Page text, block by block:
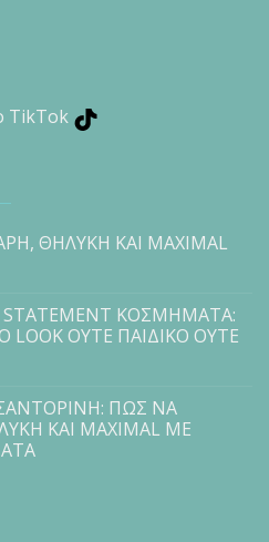
TikTok
ΘΗΛΥΚΗ ΚΑΙ MAXIMAL
ΚΟΣΜΗΜΑΤΑ:
ΟΥΤΕ ΠΑΙΔΙΚΟ ΟΥΤΕ
ΠΩΣ ΝΑ
ΚΑΙ MAXIMAL ΜΕ